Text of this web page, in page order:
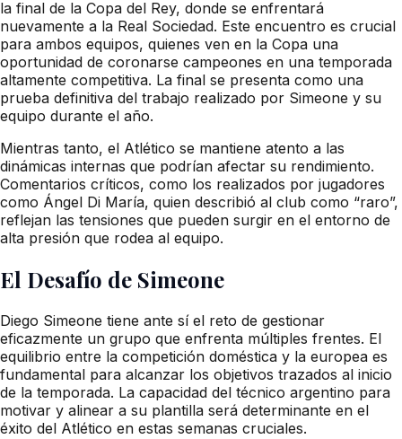
la final de la Copa del Rey, donde se enfrentará
nuevamente a la Real Sociedad. Este encuentro es crucial
para ambos equipos, quienes ven en la Copa una
oportunidad de coronarse campeones en una temporada
altamente competitiva. La final se presenta como una
prueba definitiva del trabajo realizado por Simeone y su
equipo durante el año.
Mientras tanto, el Atlético se mantiene atento a las
dinámicas internas que podrían afectar su rendimiento.
Comentarios críticos, como los realizados por jugadores
como Ángel Di María, quien describió al club como “raro”,
reflejan las tensiones que pueden surgir en el entorno de
alta presión que rodea al equipo.
El Desafío de Simeone
Diego Simeone tiene ante sí el reto de gestionar
eficazmente un grupo que enfrenta múltiples frentes. El
equilibrio entre la competición doméstica y la europea es
fundamental para alcanzar los objetivos trazados al inicio
de la temporada. La capacidad del técnico argentino para
motivar y alinear a su plantilla será determinante en el
éxito del Atlético en estas semanas cruciales.